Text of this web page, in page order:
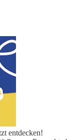
entdecken!